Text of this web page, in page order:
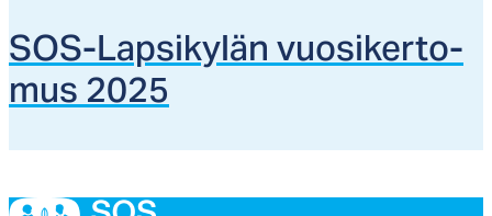
SOS-Lap­si­ky­län vuo­si­ker­to­
mus 2025